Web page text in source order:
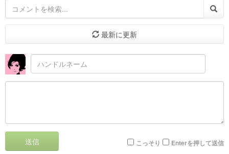
最新に更新
送信 こっそり Enterを押して送信